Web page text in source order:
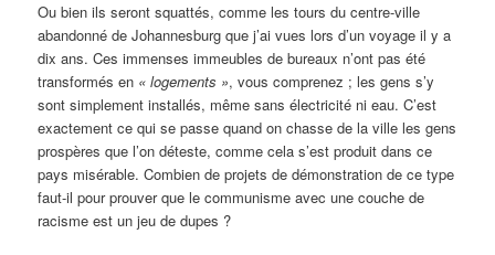
Ou bien ils seront squattés, comme les tours du centre-ville
abandonné de Johannesburg que j’ai vues lors d’un voyage il y a
dix ans. Ces immenses immeubles de bureaux n’ont pas été
transformés en « logements », vous comprenez ; les gens s’y
sont simplement installés, même sans électricité ni eau. C’est
exactement ce qui se passe quand on chasse de la ville les gens
prospères que l’on déteste, comme cela s’est produit dans ce
pays misérable. Combien de projets de démonstration de ce type
faut-il pour prouver que le communisme avec une couche de
racisme est un jeu de dupes ?